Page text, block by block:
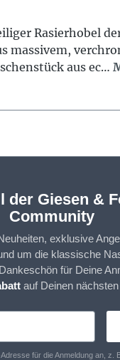
Rasierhobel
massivem,
aus ec…
der Giesen &
Community
exklusive
um die klassische
für Deine
auf Deinen nächsten
für die Anmeldung an, z.